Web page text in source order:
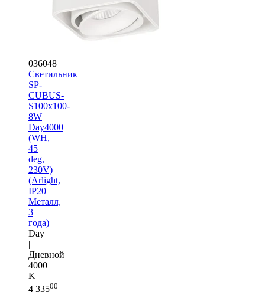
036048
Светильник
SP-
CUBUS-
S100x100-
8W
Day4000
(WH,
45
deg,
230V)
(Arlight,
IP20
Металл,
3
года)
Day
|
Дневной
4000
K
4 33500